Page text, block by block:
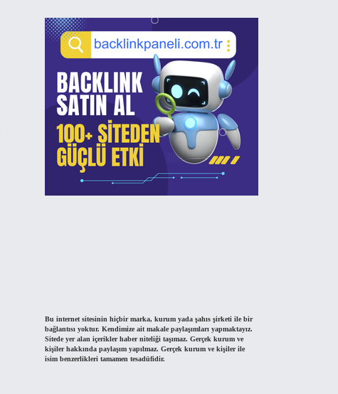
Bu internet sitesinin hiçbir marka, kurum yada şahıs şirketi ile bir
bağlantısı yoktur. Kendimize ait makale paylaşımları yapmaktayız.
Sitede yer alan içerikler haber niteliği taşımaz. Gerçek kurum ve
kişiler hakkında paylaşım yapılmaz. Gerçek kurum ve kişiler ile
isim benzerlikleri tamamen tesadüfidir.